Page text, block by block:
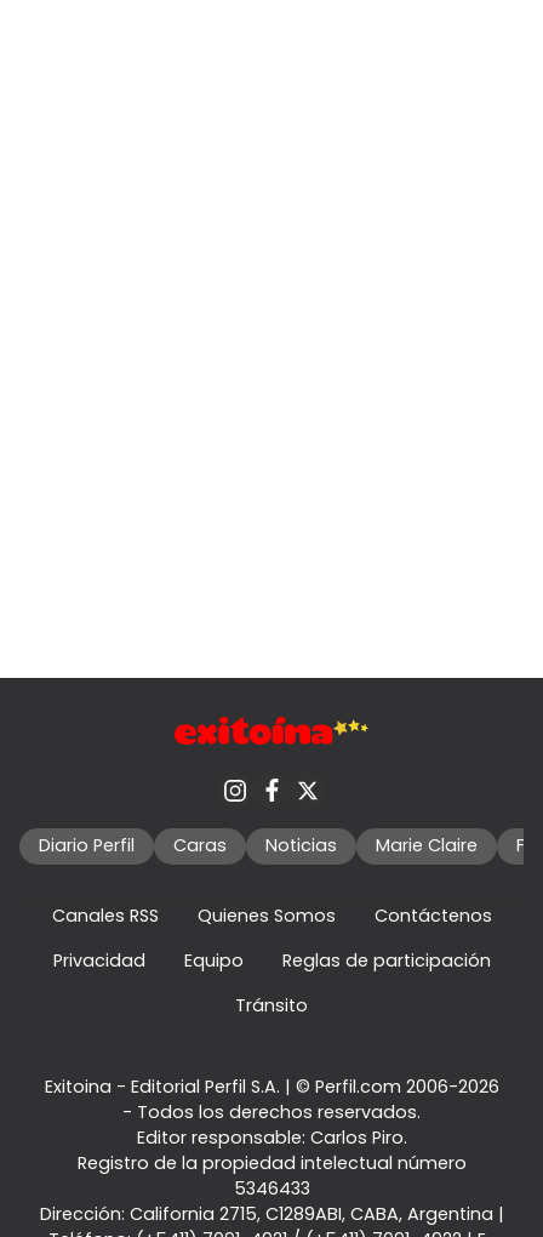
Diario Perfil Caras Noticias Marie Claire
Canales RSS Quienes Somos
Contáctenos
Privacidad
Equipo
Reglas de participación
Tránsito
Exitoina - Editorial Perfil S.A. | © Perfil.com 2006-2026
- Todos los derechos reservados.
Editor responsable: Carlos Piro.
Registro de la propiedad intelectual número
5346433
Dirección: California 2715, C1289ABI, CABA, Argentina |